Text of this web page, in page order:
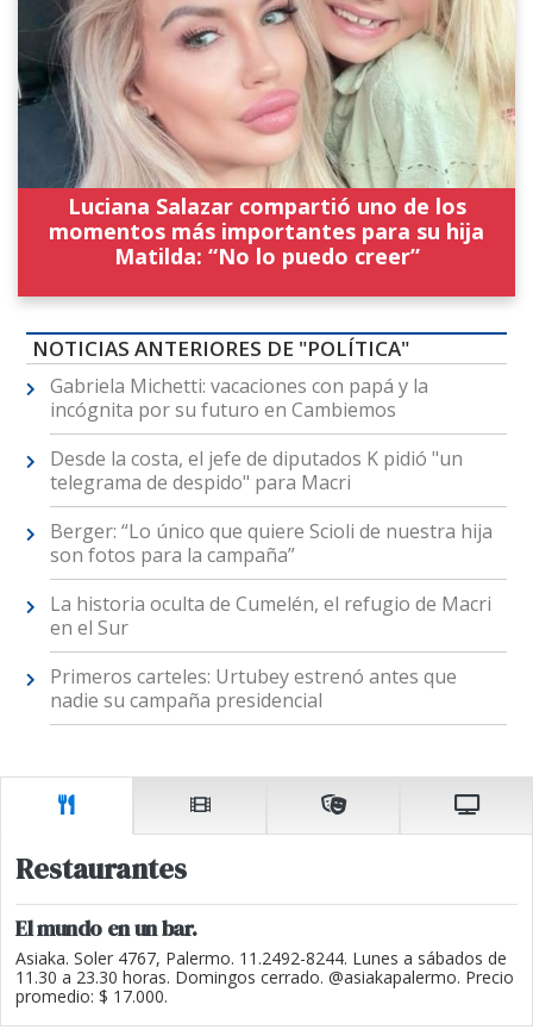
Luciana Salazar compartió uno de los
momentos más importantes para su hija
Matilda: “No lo puedo creer”
NOTICIAS ANTERIORES DE "POLÍTICA"
Gabriela Michetti: vacaciones con papá y la
incógnita por su futuro en Cambiemos
Desde la costa, el jefe de diputados K pidió "un
telegrama de despido" para Macri
Berger: “Lo único que quiere Scioli de nuestra hija
son fotos para la campaña”
La historia oculta de Cumelén, el refugio de Macri
en el Sur
Primeros carteles: Urtubey estrenó antes que
nadie su campaña presidencial
Restaurantes
El mundo en un bar.
Asiaka. Soler 4767, Palermo. 11.2492-8244. Lunes a sábados de
11.30 a 23.30 horas. Domingos cerrado. @asiakapalermo. Precio
promedio: $ 17.000.